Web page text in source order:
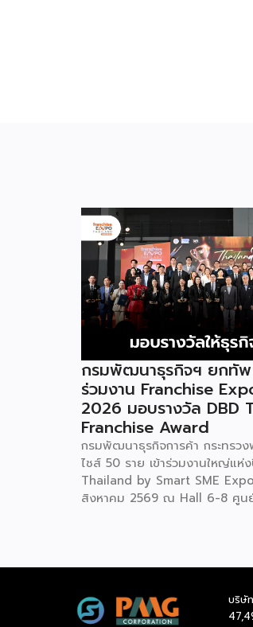
กรมพัฒนาธุรกิจฯ ยกทั
ร่วมงาน Franchise
2026 มอบรางวัล DBD
Franchise Award
กรมพัฒนาธุรกิจการค้า กระทรว
ไชส์ 50 ราย เข้าร่วมงานใหญ่แห่
Thailand by Smart SME
สิงหาคม 2569 ณ Hall 6-8 ศูน
รมฯ นายพูนพงษ์ นัยนาภาก
ประธานเปิดงาน “งานแฟรนไชส์
สมาร์ท เอสเอ็มอี เอ็กซ์โป
บริษั